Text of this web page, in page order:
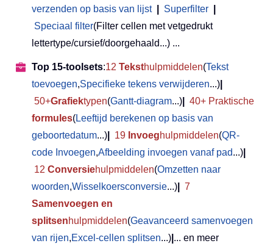
verzenden op basis van lijst
Superfilter
Speciaal filter(Filter cellen met vetgedrukt
lettertype/cursief/doorgehaald...) ...
Top 15-toolsets:12 Teksthulpmiddelen(Tekst
toevoegen,Specifieke tekens verwijderen...)
50+Grafiektypen(Gantt-diagram...)
40+ Praktische
formules(Leeftijd berekenen op basis van
geboortedatum...) 19 Invoeghulpmiddelen(QR-
code Invoegen,Afbeelding invoegen vanaf pad...)
12 Conversiehulpmiddelen(Omzetten naar
woorden,Wisselkoersconversie...)
7
Samenvoegen en
splitsenhulpmiddelen(Geavanceerd samenvoegen
van rijen,Excel-cellen splitsen...) ... en meer